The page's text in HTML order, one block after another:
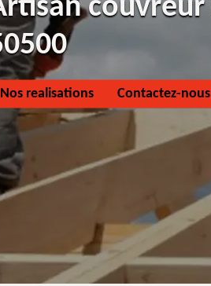
Nos realisations Contactez-nous